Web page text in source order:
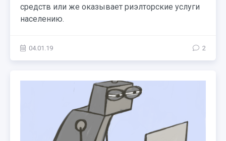
средств или же оказывает риэлторские услуги
населению.
04.01.19 2